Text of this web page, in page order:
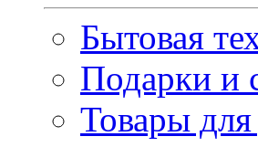
Бытовая
Подарки и
Товары